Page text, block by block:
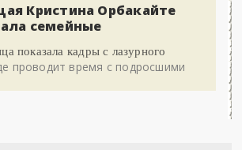
Кристина Орбакайте
семейные
показала кадры с лазурного
проводит время с подросшими